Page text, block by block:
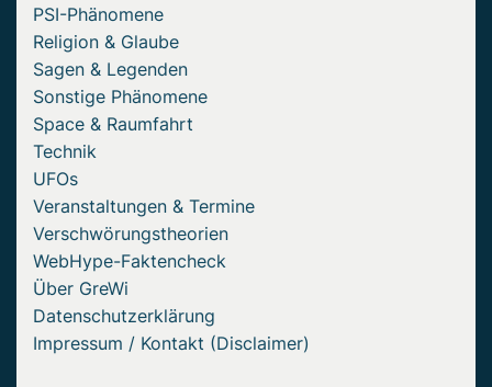
PSI-Phänomene
Religion & Glaube
Sagen & Legenden
Sonstige Phänomene
Space & Raumfahrt
Technik
UFOs
Veranstaltungen & Termine
Verschwörungstheorien
WebHype-Faktencheck
Über GreWi
Datenschutzerklärung
Impressum / Kontakt (Disclaimer)